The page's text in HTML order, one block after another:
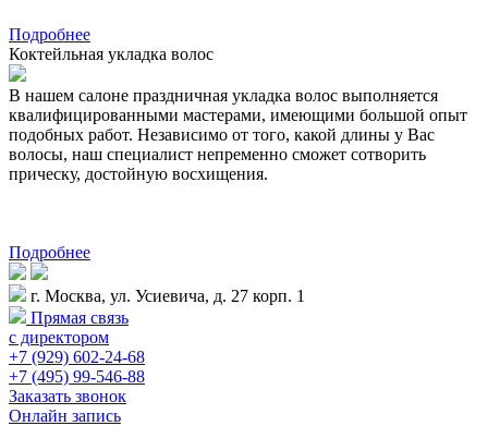
Подробнее
Коктейльная укладка волос
В нашем салоне праздничная укладка волос выполняется
квалифицированными мастерами, имеющими большой опыт
подобных работ. Независимо от того, какой длины у Вас
волосы, наш специалист непременно сможет сотворить
прическу, достойную восхищения.
Подробнее
г. Москва, ул. Усиевича, д. 27 корп. 1
Прямая связь
с директором
+7 (929) 602-24-68
+7 (495) 99-546-88
Заказать звонок
Онлайн запись